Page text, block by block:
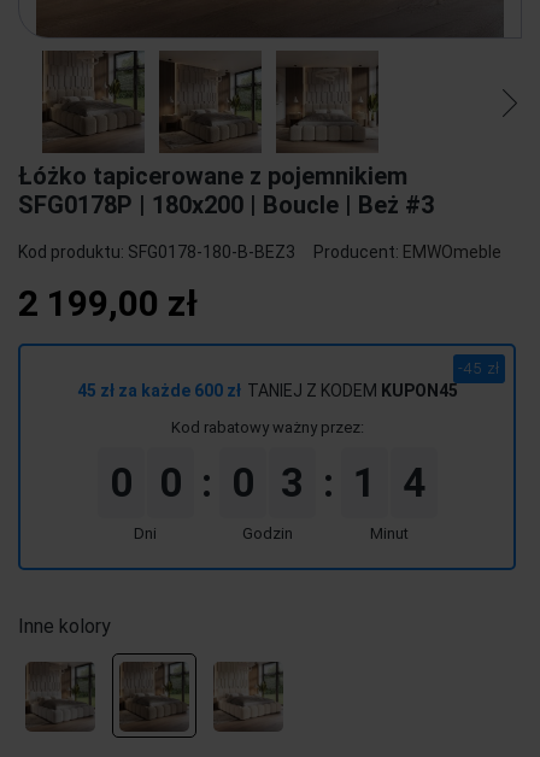
Łóżko tapicerowane z pojemnikiem
SFG0178P | 180x200 | Boucle | Beż #3
Kod produktu: SFG0178-180-B-BEZ3 Producent: EMWOmeble
2 199,00 zł
45 zł za każde 600 zł TANIEJ Z KODEM KUPON45
Kod rabatowy ważny przez:
-45 zł
0 0
Dni
: 0 3
Godzin
: 1 4
Minut
Inne kolory